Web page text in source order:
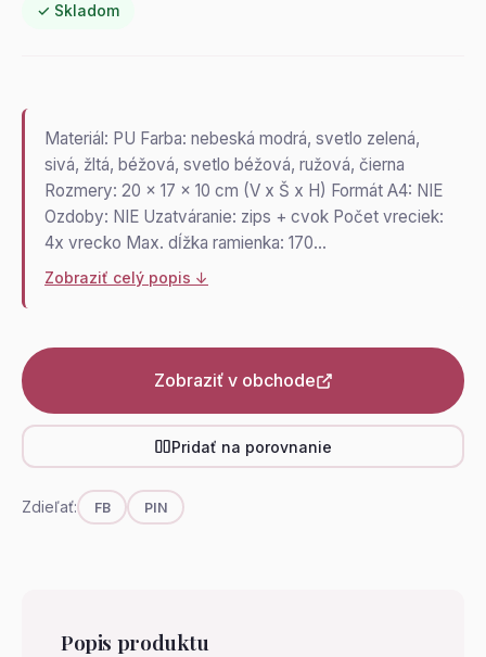
✓ Skladom
Materiál: PU Farba: nebeská modrá, svetlo zelená,
sivá, žltá, béžová, svetlo béžová, ružová, čierna
Rozmery: 20 x 17 x 10 cm (V x Š x H) Formát A4: NIE
Ozdoby: NIE Uzatváranie: zips + cvok Počet vreciek:
4x vrecko Max. dĺžka ramienka: 170…
Zobraziť celý popis ↓
Zobraziť v obchode
Pridať na porovnanie
Zdieľať: FB PIN
Popis produktu